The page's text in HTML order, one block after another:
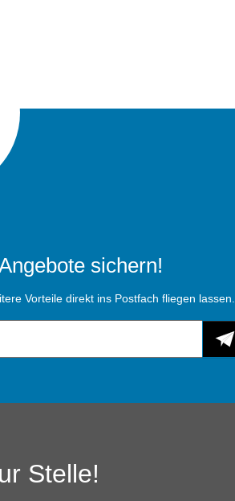
sichern!
Vorteile direkt ins Postfach fliegen lassen.
Stelle!